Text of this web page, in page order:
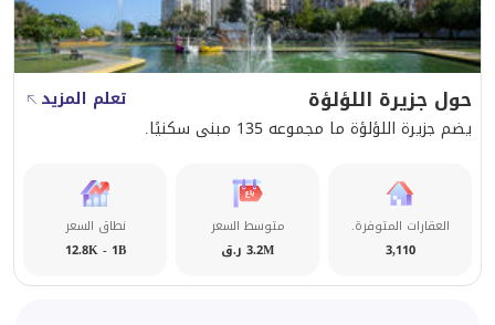
حول جزيرة اللؤلؤة
تعلم المزيد
يضم جزيرة اللؤلؤة ما مجموعه 135 مبنى سكنيًا.
العقارات المتوفرة.
3,110
متوسط السعر
3.2M ر.ق
نطاق السعر
12.8K - 1B